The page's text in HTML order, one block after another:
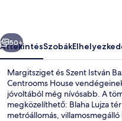
Következő
50+
ÁttekintésSzobák
Margitsziget és Szent István
Centrooms House
jóvoltából még nívósabb. A
megközelíthető: Blaha Lujza
metróállomás, villamosmegálló